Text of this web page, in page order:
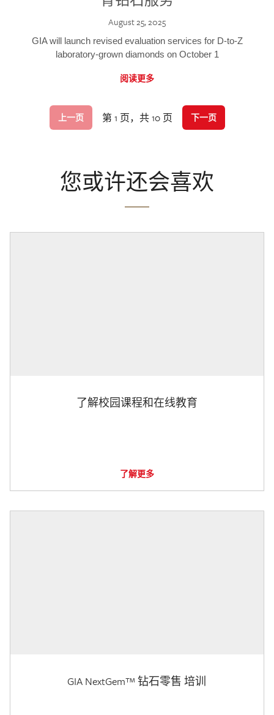
August 25, 2025
GIA will launch revised evaluation services for D-to-Z
laboratory-grown diamonds on October 1
阅读更多
上一页 第 1 页，共 10 页 下一页
您或许还会喜欢
了解校园课程和在线教育
了解更多
GIA NextGem™ 钻石零售 培训